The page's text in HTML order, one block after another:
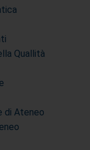
Quallità
di Ateneo